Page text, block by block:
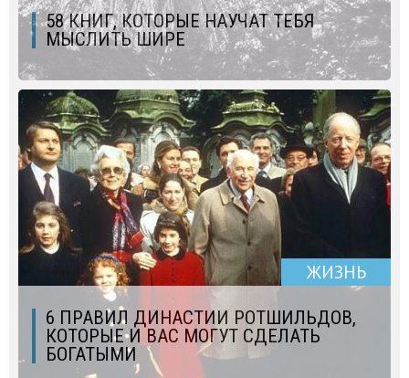
58 КНИГ, КОТОРЫЕ НАУЧАТ ТЕБЯ
МЫСЛИТЬ ШИРЕ
ЖИЗНЬ
6 ПРАВИЛ ДИНАСТИИ РОТШИЛЬДОВ,
КОТОРЫЕ И ВАС МОГУТ СДЕЛАТЬ
БОГАТЫМИ